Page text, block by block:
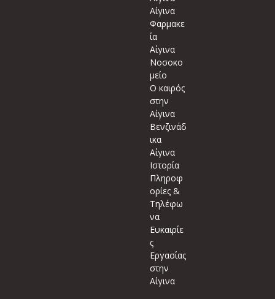
Αίγινα
Φαρμακε
ία
Αίγινα
Νοσοκο
μείο
Ο καιρός
στην
Αίγινα
Βενζινάδ
ικα
Αίγινα
Ιστορία
Πληροφ
ορίες &
Τηλέφω
να
Ευκαιρίε
ς
Εργασίας
στην
Αίγινα